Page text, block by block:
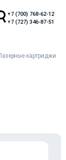
+7 (700) 768-62-12
+7 (727) 346-87-51
картриджи